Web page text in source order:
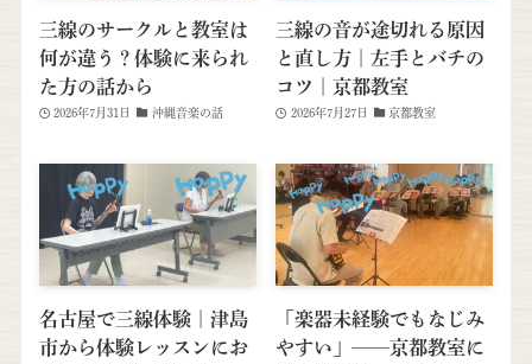
三線のサークルと教室は
何が違う？体験に来られ
た方の話から
2026年7月31日 沖縄音楽の話
三線の音が途切れる原因
と直し方｜左手とバチの
コツ｜京都教室
2026年7月27日 京都教室
名古屋で三線体験｜津島
市から体験レッスンにお
「楽器未経験でもなじみ
やすい」──京都教室に